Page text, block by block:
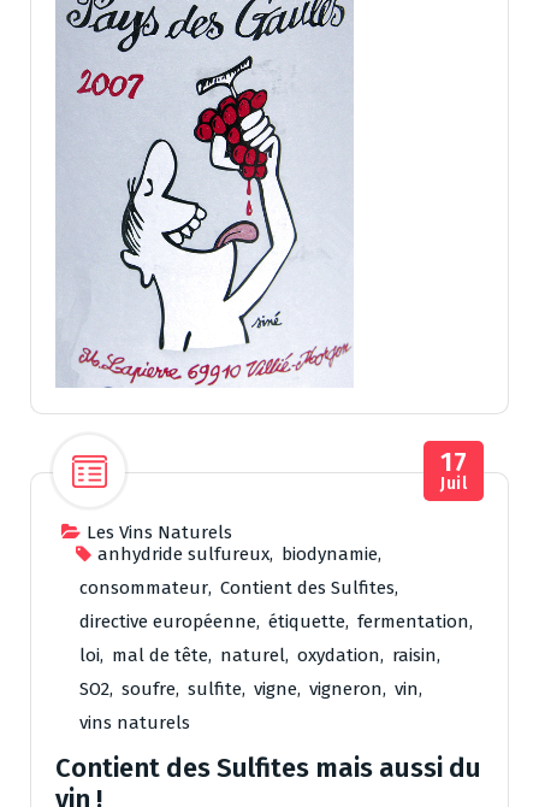
Les Vins Naturels
anhydride sulfureux, biodynamie,
consommateur, Contient des Sulfites,
directive européenne, étiquette, fermentation,
loi, mal de tête, naturel, oxydation, raisin,
SO2, soufre, sulfite, vigne, vigneron, vin,
vins naturels
17
Juil
Contient des Sulfites mais aussi du
vin !